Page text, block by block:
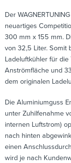
Der
neuartiges
300 mm x 155 mm.
von 32,5 Liter. Somit
Ladeluftkühler für
Anströmfläche und
dem originalen
Die Aluminiumguss
unter Zuhilfenahme
internen Luftstrom)
nach hinten
einen
wird je nach